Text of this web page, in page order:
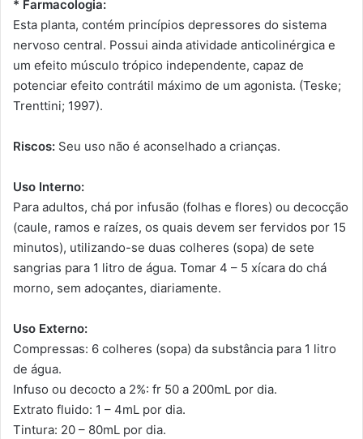
* Farmacologia:
Esta planta, contém princípios depressores do sistema
nervoso central. Possui ainda atividade anticolinérgica e
um efeito músculo trópico independente, capaz de
potenciar efeito contrátil máximo de um agonista. (Teske;
Trenttini; 1997).
Riscos: Seu uso não é aconselhado a crianças.
Uso Interno:
Para adultos, chá por infusão (folhas e flores) ou decocção
(caule, ramos e raízes, os quais devem ser fervidos por 15
minutos), utilizando-se duas colheres (sopa) de sete
sangrias para 1 litro de água. Tomar 4 – 5 xícara do chá
morno, sem adoçantes, diariamente.
Uso Externo:
Compressas: 6 colheres (sopa) da substância para 1 litro
de água.
Infuso ou decocto a 2%: fr 50 a 200mL por dia.
Extrato fluido: 1 – 4mL por dia.
Tintura: 20 – 80mL por dia.